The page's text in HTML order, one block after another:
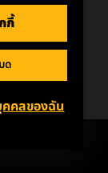
กี้
ด
คลของฉัน